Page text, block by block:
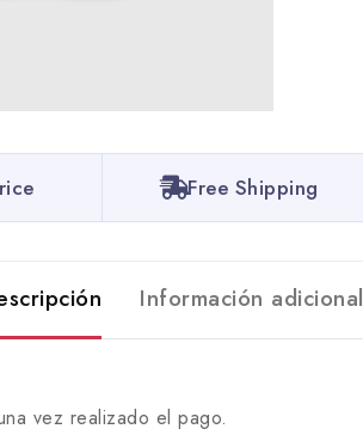
Free Shipping
Información adicional
vez realizado el pago.